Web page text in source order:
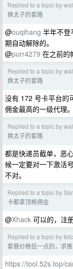
Replied to a topic by
换太子的套路
@ouqihang 半年不登
期自动解除的。
@purr4279 在之前的
Replied to a topic by
换太子的套路
没有 172 号卡平台的
佣金最高的一级代理。
Replied to a topic by
换太子的套路
都是快递员截单，恶
候一定要对一下激活
不对。
Replied to a topic by
卡都拿顶格佣金
@Xhack 可以的，注
Replied to a topic by
套餐价格低一点的，求
https://tool.52s.top/